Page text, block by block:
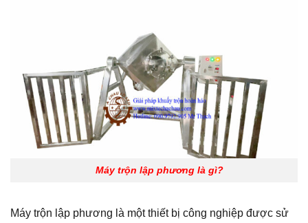
Máy trộn lập phương là gì?
Máy trộn lập phương là một thiết bị công nghiệp được sử